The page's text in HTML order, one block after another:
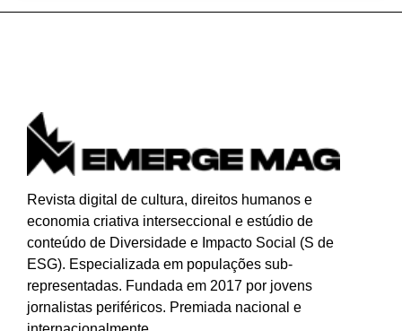
Revista digital de cultura, direitos humanos e
economia criativa interseccional e estúdio de
conteúdo de Diversidade e Impacto Social (S de
ESG). Especializada em populações sub-
representadas. Fundada em 2017 por jovens
jornalistas periféricos. Premiada nacional e